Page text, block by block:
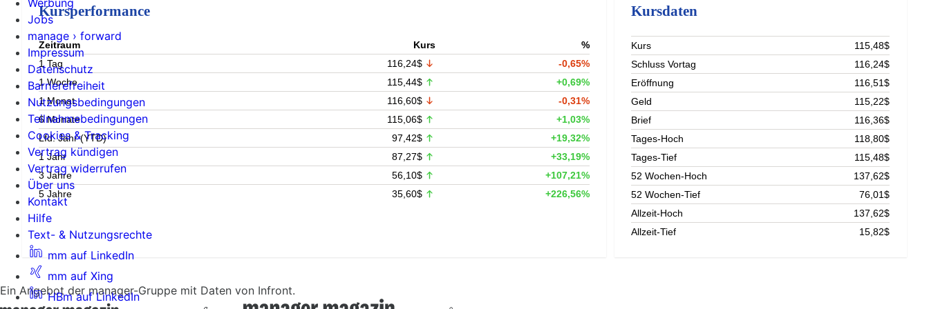
Kursperformance
Zeitraum Kurs
%
1 Tag
116,24$
-0,65%
1 Woche
115,44$
+0,69%
1 Monat
116,60$
-0,31%
6 Monate
115,06$
+1,03%
Lfd. Jahr (YTD)
97,42$
+19,32%
1 Jahr
87,27$
+33,19%
3 Jahre
56,10$
+107,21%
5 Jahre
35,60$ +226,56%
Kursdaten
Kurs
115,48$
Schluss Vortag
116,24$
Eröffnung
116,51$
Geld
115,22$
Brief
116,36$
Tages-Hoch
118,80$
Tages-Tief
115,48$
52 Wochen-Hoch
137,62$
52 Wochen-Tief
76,01$
Allzeit-Hoch
137,62$
Allzeit-Tief
15,82$
Ein Angebot der manager-Gruppe mit Daten von Infront.
Werbung
Jobs
manage › forward
Impressum
Datenschutz
Barrierefreiheit
Nutzungsbedingungen
Teilnahmebedingungen
Cookies & Tracking
Vertrag kündigen
Vertrag widerrufen
Über uns
Kontakt
Hilfe
Text- & Nutzungsrechte
mm auf LinkedIn
mm auf Xing
HBm auf LinkedIn